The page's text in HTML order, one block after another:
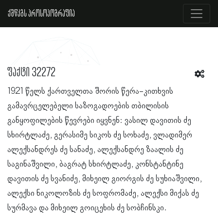
ქშწკგს პროსოპოგრაფია
ფაქტი 32272
1921 წელს ქართველთა შორის წერა-კითხვის
გამავრცელებელი საზოგადოების თბილისის
განყოფილების წევრები იყვნენ: ვასილ დავითის ძე
სხირტლაძე, გერასიმე სიკოს ძე სოხაძე, ვლადიმერ
ალექსანდრეს ძე სანაძე, ალექსანდრე ზაალის ძე
საგინაშვილი, ბაგრატ სხირტლაძე, კონსტანტინე
დავითის ძე სვანიძე, მიხეილ გიორგის ძე სუხიაშვილი,
ალექსი ნიკოლოზის ძე სოფრომაძე, ალექსი მიქას ძე
სურმავა და მიხეილ გოიცეხის ძე სობჩინსკი.